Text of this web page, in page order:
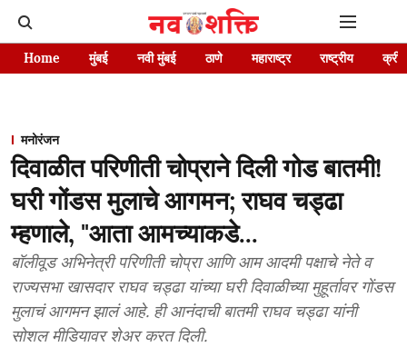
Home मुंबई नवी मुंबई ठाणे महाराष्ट्र राष्ट्रीय
मनोरंजन
दिवाळीत परिणीती चोप्राने दिली गोड बातमी!
घरी गोंडस मुलाचे आगमन; राघव चड्ढा
म्हणाले, "आता आमच्याकडे...
बॉलीवूड अभिनेत्री परिणीती चोप्रा आणि आम आदमी पक्षाचे नेते व
राज्यसभा खासदार राघव चड्ढा यांच्या घरी दिवाळीच्या मुहूर्तावर गोंडस
मुलाचं आगमन झालं आहे. ही आनंदाची बातमी राघव चड्ढा यांनी
सोशल मीडियावर शेअर करत दिली.